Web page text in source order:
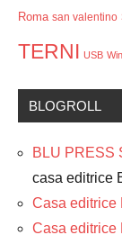
Roma san valentino
TERNI USB
BLOGROLL
BLU PRESS
casa editrice
Casa editrice
Casa editrice